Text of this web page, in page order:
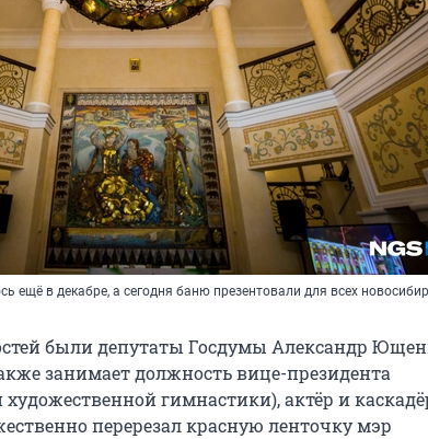
ещё в декабре, а сегодня баню презентовали для всех
были депутаты Госдумы Александр
занимает должность вице-президента
гимнастики), актёр и
перерезал красную ленточку мэр